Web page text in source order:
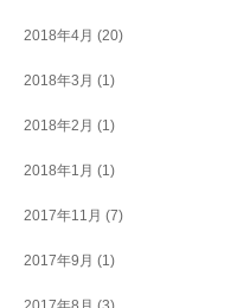
2018年4月 (20)
2018年3月 (1)
2018年2月 (1)
2018年1月 (1)
2017年11月 (7)
2017年9月 (1)